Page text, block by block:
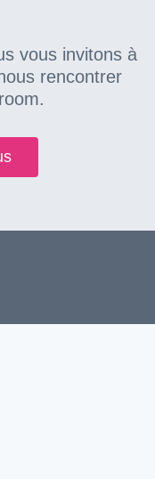
vous invitons à
rencontrer